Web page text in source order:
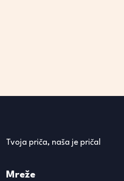
Tvoja priča, naša je priča!
Mreže